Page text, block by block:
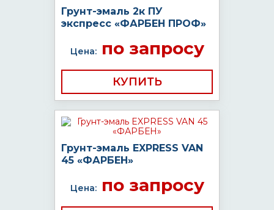
Грунт-эмаль 2к ПУ
экспресс «ФАРБЕН ПРОФ»
Цена:по запросу
КУПИТЬ
Грунт-эмаль EXPRESS VAN
45 «ФАРБЕН»
Цена:по запросу